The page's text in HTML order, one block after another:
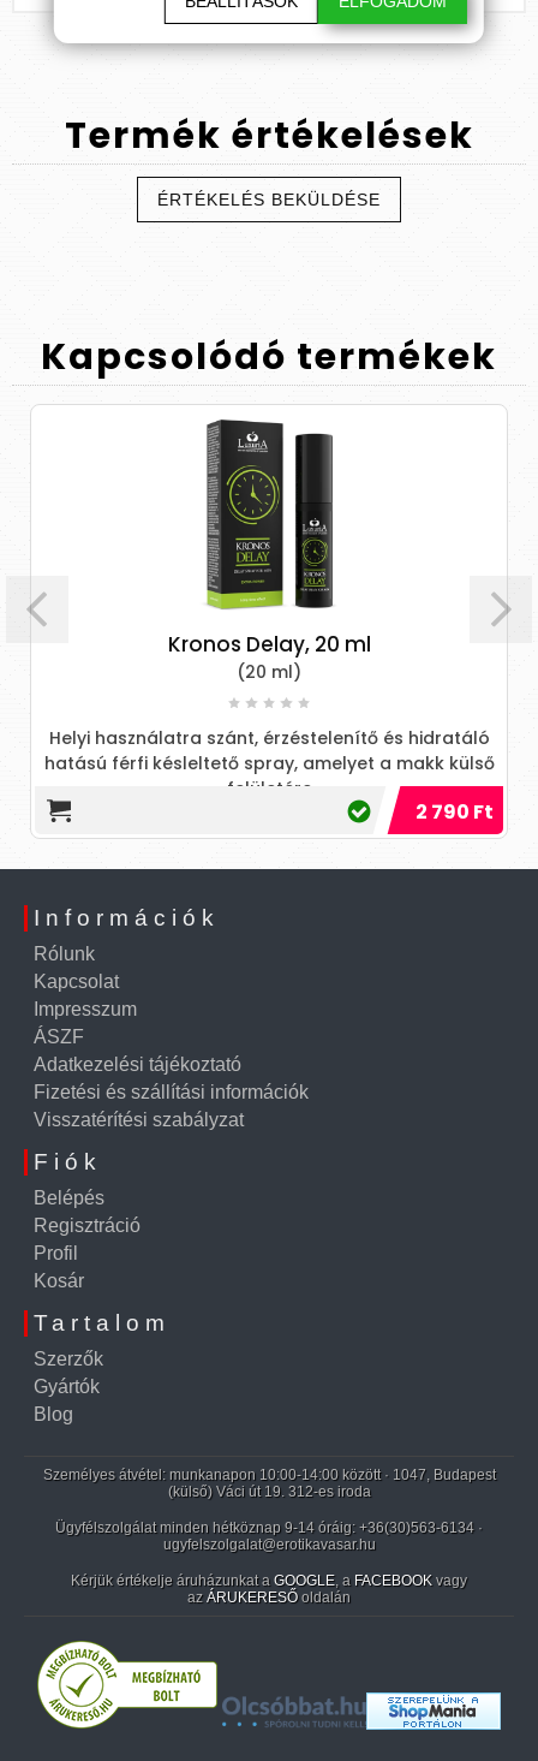
Termék értékelések
ÉRTÉKELÉS BEKÜLDÉSE
Kapcsolódó termékek
Kronos Delay, 20 ml
(20 ml)
Helyi használatra szánt, érzéstelenítő és hidratáló
hatású férfi késleltető spray, amelyet a makk külső
felületére
2 790 Ft
Információk
Rólunk
Kapcsolat
Impresszum
ÁSZF
Adatkezelési tájékoztató
Fizetési és szállítási információk
Visszatérítési szabályzat
Fiók
Belépés
Regisztráció
Profil
Kosár
Tartalom
Szerzők
Gyártók
Blog
Személyes átvétel: munkanapon 10:00-14:00 között · 1047, Budapest
(külső) Váci út 19. 312-es iroda
Ügyfélszolgálat minden hétköznap 9-14 óráig: +36(30)563-6134 ·
ugyfelszolgalat@erotikavasar.hu
Kérjük értékelje áruházunkat a GOOGLE, a FACEBOOK vagy
az ÁRUKERESŐ oldalán